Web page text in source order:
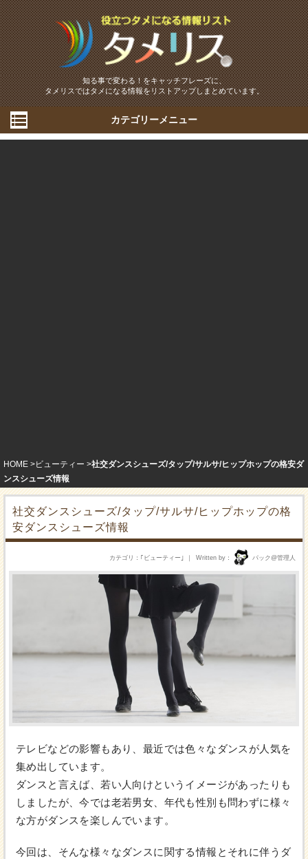
知る事で変わる！をキャッチフレーズに、
タメリスではタメになる情報をリストアップしまとめています。
カテゴリーメニュー
HOME ビューティー
社交ダンスシューズ/タップ/サルサ/ヒップホップの格安ダ
ンスシューズ情報
社交ダンスシューズ/タップ/サルサ/ヒップホップの格
安ダンスシューズ情報
Written by パック@管理人
カテゴリ ｢ ビューティー ｣
テレビなどの影響もあり、最近では色々なダンスが人気を
集め出しています。
ダンスと言えば、若い人向けというイメージがあったりも
しましたが、今では老若男女、年代も性別も問わずに様々
な方がダンスを楽しんでいます。
今回は、そんな様々なダンスに関する情報とそれに伴うダ